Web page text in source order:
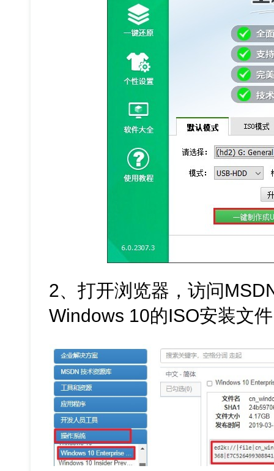
2、打开浏览器，访问
Windows 10的ISO安装文